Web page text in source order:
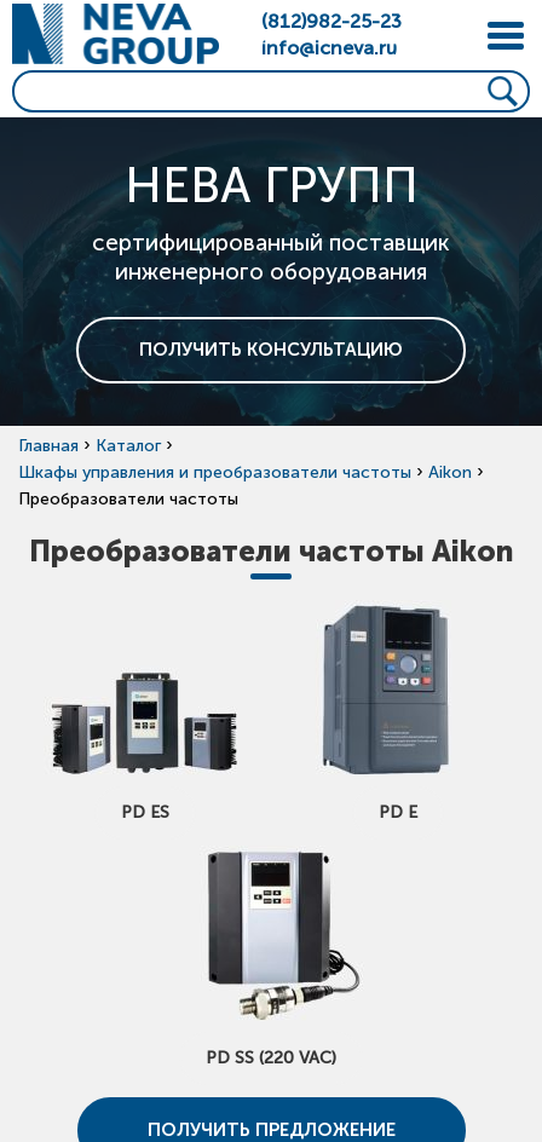
(812)982-25-23
info@icneva.ru
НЕВА ГРУПП
сертифицированный поставщик
инженерного оборудования
ПОЛУЧИТЬ КОНСУЛЬТАЦИЮ
Главная › Каталог ›
Шкафы управления и преобразователи частоты › Aikon ›
Преобразователи частоты
Преобразователи частоты Aikon
PD ES PD E
PD SS (220 VAC)
ПОЛУЧИТЬ ПРЕДЛОЖЕНИЕ